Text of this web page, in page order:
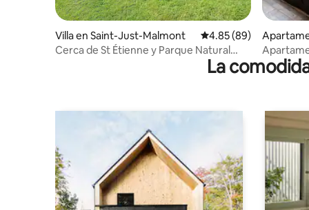
Villa en Saint-Just-Malmont Calificación promedio:
4.85 (89)
Cerca de St Étienne y Parque Natural
Malmont
La